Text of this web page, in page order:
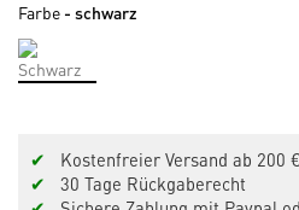
Farbe - schwarz
✔
Kostenfreier Versand ab 200
✔
30 Tage Rückgaberecht